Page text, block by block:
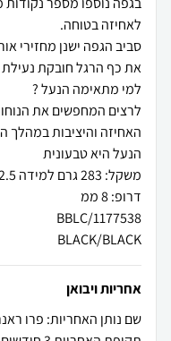
לרצים המחפשים את
BLACK/BLACK
אחריות ויבואן
שם נותן האחריות: פרו